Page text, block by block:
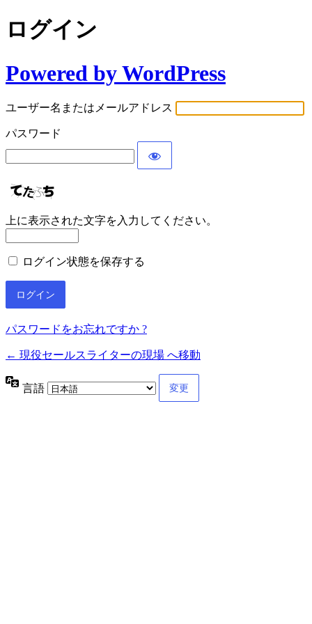
ログイン
Powered by WordPress
ユーザー名またはメールアドレス
パスワード
上に表示された文字を入力してください。
ログイン状態を保存する
パスワードをお忘れですか ?
← 現役セールスライターの現場 へ移動
言語